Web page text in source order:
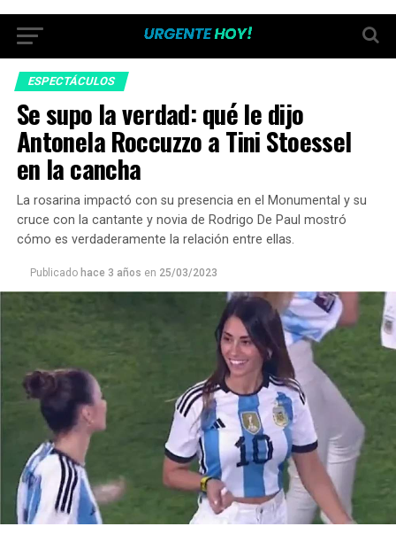
ESPECTÁCULOS
Se supo la verdad: qué le dijo
Antonela Roccuzzo a Tini Stoessel
en la cancha
La rosarina impactó con su presencia en el Monumental y su
cruce con la cantante y novia de Rodrigo De Paul mostró
cómo es verdaderamente la relación entre ellas.
Publicado hace 3 años en 25/03/2023